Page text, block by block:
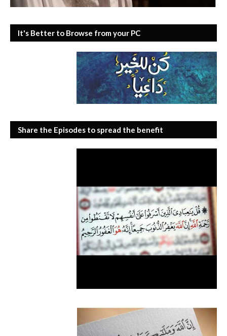
It's Better to Browse from your PC
Share the Episodes to spread the benefit